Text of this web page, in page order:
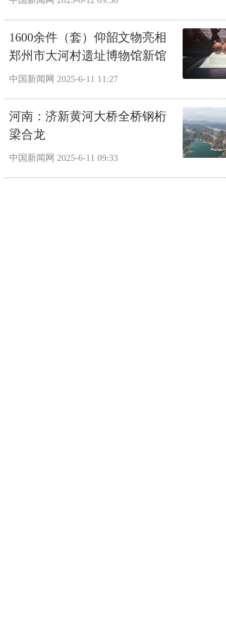
1600余件（套）仰韶文物亮相
郑州市大河村遗址博物馆新馆
中国新闻网 2025-6-11 11:27
河南：济新黄河大桥全桥钢桁
梁合龙
中国新闻网 2025-6-11 09:33